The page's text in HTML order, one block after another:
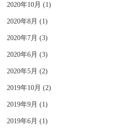
2020年10月 (1)
2020年8月 (1)
2020年7月 (3)
2020年6月 (3)
2020年5月 (2)
2019年10月 (2)
2019年9月 (1)
2019年6月 (1)